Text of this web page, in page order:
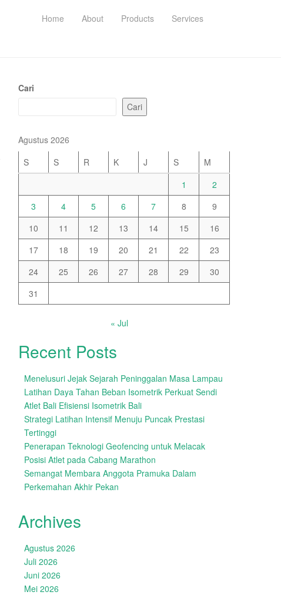
Home About Products Services
Cari
Cari
Agustus 2026
S
S R K J S
M
1
2
3
4 5 6 7 8
9
10
11 12 13 14 15
16
17
18 19 20 21 22
23
24
25 26 27 28 29
30
31
« Jul
Recent Posts
Menelusuri Jejak Sejarah Peninggalan Masa Lampau
Latihan Daya Tahan Beban Isometrik Perkuat Sendi
Atlet Bali Efisiensi Isometrik Bali
Strategi Latihan Intensif Menuju Puncak Prestasi
Tertinggi
Penerapan Teknologi Geofencing untuk Melacak
Posisi Atlet pada Cabang Marathon
Semangat Membara Anggota Pramuka Dalam
Perkemahan Akhir Pekan
Archives
Agustus 2026
Juli 2026
Juni 2026
Mei 2026